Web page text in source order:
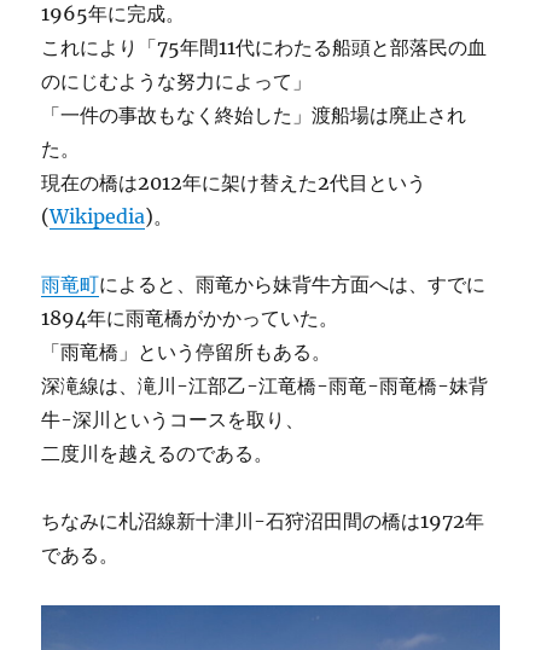
1965年に完成。
これにより「75年間11代にわたる船頭と部落民の血
のにじむような努力によって」
「一件の事故もなく終始した」渡船場は廃止され
た。
現在の橋は2012年に架け替えた2代目という
(Wikipedia)。
雨竜町によると、雨竜から妹背牛方面へは、すでに
1894年に雨竜橋がかかっていた。
「雨竜橋」という停留所もある。
深滝線は、滝川-江部乙-江竜橋-雨竜-雨竜橋-妹背
牛-深川というコースを取り、
二度川を越えるのである。
ちなみに札沼線新十津川-石狩沼田間の橋は1972年
である。